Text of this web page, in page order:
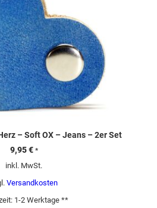
– Soft OX – Jeans – 2er Set
9,95€ *
inkl. MwSt.
Versandkosten
1-2 Werktage **